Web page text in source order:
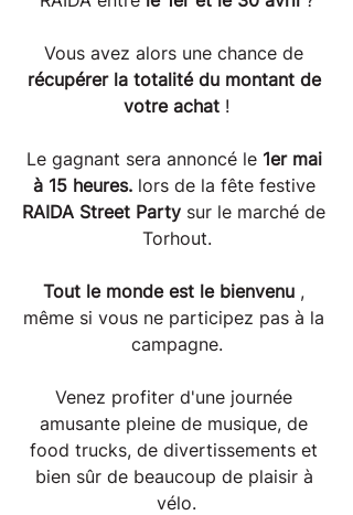
Vous avez alors une chance de
récupérer la totalité du montant de
votre achat !
Le gagnant sera annoncé le 1er mai
à 15 heures. lors de la fête festive
RAIDA Street Party sur le marché de
Torhout.
Tout le monde est le bienvenu ,
même si vous ne participez pas à la
campagne.
Venez profiter d'une journée
amusante pleine de musique, de
food trucks, de divertissements et
bien sûr de beaucoup de plaisir à
vélo.